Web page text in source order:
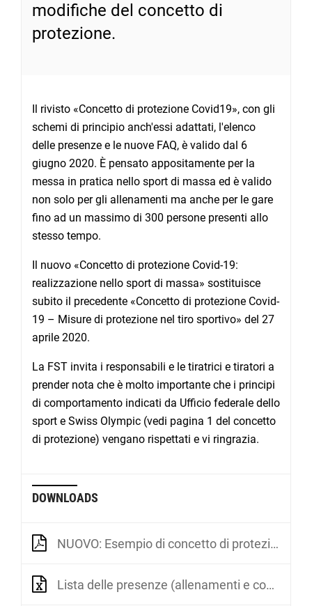
modifiche del concetto di
protezione.
Il rivisto «Concetto di protezione Covid19», con gli
schemi di principio anch'essi adattati, l'elenco
delle presenze e le nuove FAQ, è valido dal 6
giugno 2020. È pensato appositamente per la
messa in pratica nello sport di massa ed è valido
non solo per gli allenamenti ma anche per le gare
fino ad un massimo di 300 persone presenti allo
stesso tempo.
Il nuovo «Concetto di protezione Covid-19:
realizzazione nello sport di massa» sostituisce
subito il precedente «Concetto di protezione Covid-
19 – Misure di protezione nel tiro sportivo» del 27
aprile 2020.
La FST invita i responsabili e le tiratrici e tiratori a
prender nota che è molto importante che i principi
di comportamento indicati da Ufficio federale dello
sport e Swiss Olympic (vedi pagina 1 del concetto
di protezione) vengano rispettati e vi ringrazia.
DOWNLOADS
NUOVO: Esempio di concetto di protezione Covid-19 FST: Realizzazione nello sport di massa (valida dal 6 giugno 2020)
Lista delle presenze (allenamenti e competizioni)